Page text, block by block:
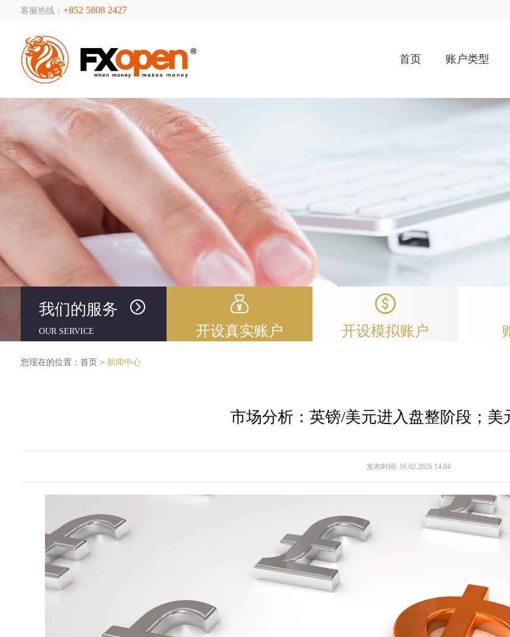
客服热线： +852 5808 2427
首页 账户类型
我们的服务
OUR SERVICE 开设真实账户 开设模拟账户
您现在的位置： 首页 > 新闻中心
市场分析：英镑/美元进入盘整阶段；美
发布时间: 16.02.2026 14:04